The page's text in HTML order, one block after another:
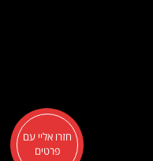
חזרו אליי עם
פרטים